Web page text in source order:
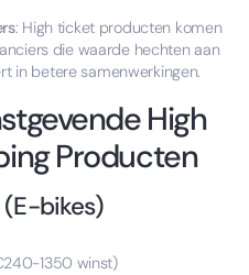
: High ticket producten komen
die waarde hechten aan
in betere samenwerkingen.
High
Producten
(E-bikes)
1350 winst)